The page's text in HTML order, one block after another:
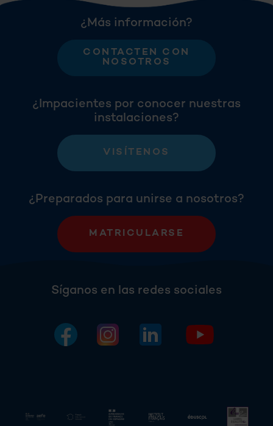
¿Más información?
CONTACTEN CON
NOSOTROS
¿Impacientes por conocer nuestras
instalaciones?
VISÍTENOS
¿Preparados para unirse a nosotros?
MATRICULARSE
Síganos en las redes sociales